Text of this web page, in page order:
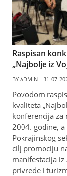
Raspisan
„Najbolje iz
BY ADMIN 31-07-
Povodom
kvaliteta
konferencija za
2004. godine,
Pokrajinskog
cilj promociju
manifestacija
privrede i